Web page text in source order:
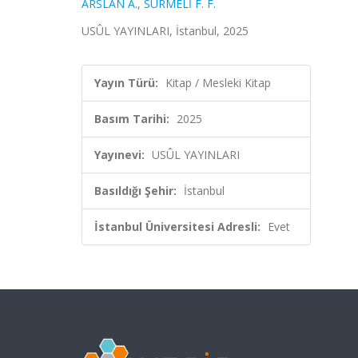
ARSLAN A., SÜRMELİ F. F.
USÛL YAYINLARI, İstanbul, 2025
Yayın Türü: Kitap / Mesleki Kitap
Basım Tarihi: 2025
Yayınevi: USÛL YAYINLARI
Basıldığı Şehir: İstanbul
İstanbul Üniversitesi Adresli: Evet